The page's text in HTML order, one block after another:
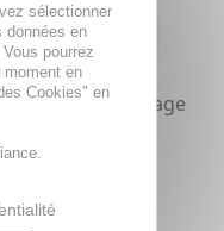
- Gommage
visage exfoliant –
sélectionner
données en
pourrez
en
Cookies" en